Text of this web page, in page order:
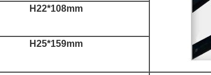
H22*108mm
H25*159mm